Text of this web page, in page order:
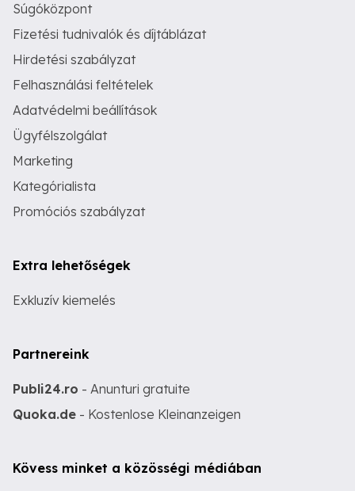
Súgóközpont
Fizetési tudnivalók és díjtáblázat
Hirdetési szabályzat
Felhasználási feltételek
Adatvédelmi beállítások
Ügyfélszolgálat
Marketing
Kategórialista
Promóciós szabályzat
Extra lehetőségek
Exkluzív kiemelés
Partnereink
Publi24.ro - Anunturi gratuite
Quoka.de - Kostenlose Kleinanzeigen
Kövess minket a közösségi médiában